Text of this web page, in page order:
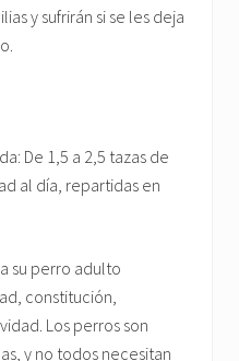
y sufrirán si se les deja
De 1,5 a 2,5 tazas de
al día, repartidas en
su perro adulto
constitución,
Los perros son
y no todos necesitan